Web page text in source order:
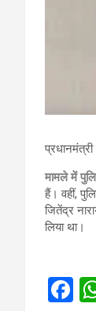
मामले में
हैं। वहीं,
जितेंद्र
लिया था।
F